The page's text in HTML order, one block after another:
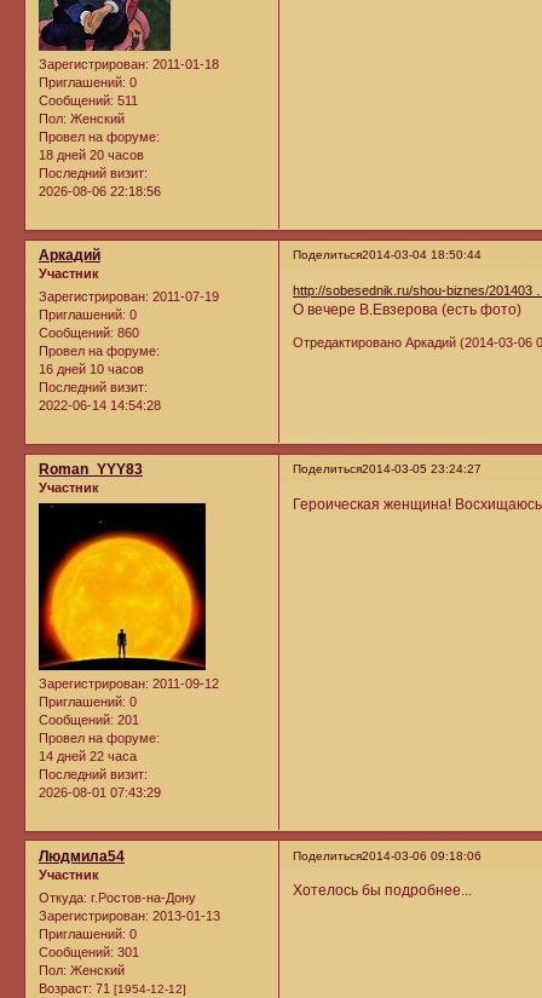
Зарегистрирован: 2011-01-18
Приглашений: 0
Сообщений: 511
Пол: Женский
Провел на форуме:
18 дней 20 часов
Последний визит:
2026-08-06 22:18:56
Поделиться2014-03-04 18:50:44
Аркадий
Участник
Зарегистрирован: 2011-07-19
Приглашений: 0
Сообщений: 860
Провел на форуме:
16 дней 10 часов
Последний визит:
2022-06-14 14:54:28
http://sobesednik.ru/shou-biznes/201403
О вечере В.Евзерова (есть фото)
Отредактировано Аркадий (2014-03-06
Поделиться2014-03-05 23:24:27
Roman_YYY83
Участник
Зарегистрирован: 2011-09-12
Приглашений: 0
Сообщений: 201
Провел на форуме:
14 дней 22 часа
Последний визит:
2026-08-01 07:43:29
Героическая женщина!
Поделиться2014-03-06 09:18:06
Людмила54
Участник
Откуда: г.Ростов-на-Дону
Зарегистрирован: 2013-01-13
Приглашений: 0
Сообщений: 301
Пол: Женский
Возраст: 71 [1954-12-12]
Хотелось бы подробнее...